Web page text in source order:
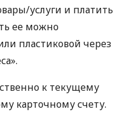
услуги и платить
ее можно
пластиковой через
к текущему
карточному счету.